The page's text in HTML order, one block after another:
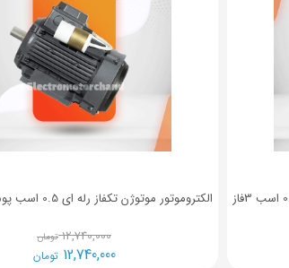
الکتروموتور موتوژن تکفاز رله ای 0.5 اسب پوسته آلومینیوم
12,740,000 تومان
12,740,000 تومان